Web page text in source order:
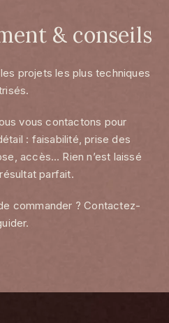
& conseils
projets les plus techniques
vous contactons pour
: faisabilité, prise des
accès… Rien n’est laissé
parfait.
commander ? Contactez-